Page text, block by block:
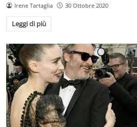
Irene Tartaglia 30 Ottobre 2020
Leggi di più